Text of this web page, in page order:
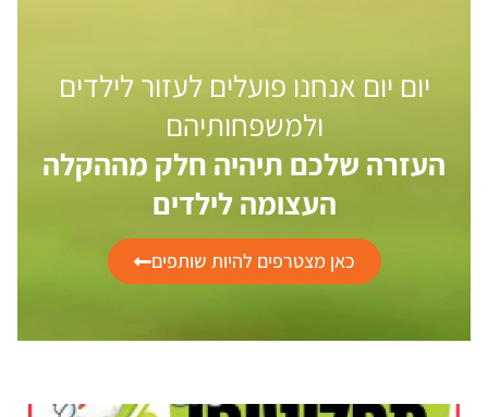
יום יום אנחנו פועלים לעזור לילדים
ולמשפחותיהם
העזרה שלכם תיהיה חלק מההקלה
העצומה לילדים
כאן מצטרפים להיות שותפים